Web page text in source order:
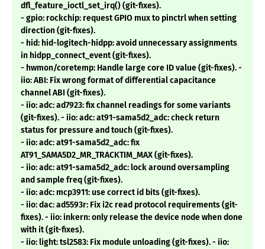
dfl_feature_ioctl_set_irq() (git-fixes).
- gpio: rockchip: request GPIO mux to pinctrl when setting
direction (git-fixes).
- hid: hid-logitech-hidpp: avoid unnecessary assignments
in hidpp_connect_event (git-fixes).
- hwmon/coretemp: Handle large core ID value (git-fixes). -
iio: ABI: Fix wrong format of differential capacitance
channel ABI (git-fixes).
- iio: adc: ad7923: fix channel readings for some variants
(git-fixes). - iio: adc: at91-sama5d2_adc: check return
status for pressure and touch (git-fixes).
- iio: adc: at91-sama5d2_adc: fix
AT91_SAMA5D2_MR_TRACKTIM_MAX (git-fixes).
- iio: adc: at91-sama5d2_adc: lock around oversampling
and sample freq (git-fixes).
- iio: adc: mcp3911: use correct id bits (git-fixes).
- iio: dac: ad5593r: Fix i2c read protocol requirements (git-
fixes). - iio: inkern: only release the device node when done
with it (git-fixes).
- iio: light: tsl2583: Fix module unloading (git-fixes). - iio: